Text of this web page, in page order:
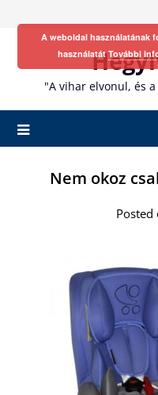
"A vihar elvonul, és
Nem okoz
A weboldal használatának
használatátTovábbi